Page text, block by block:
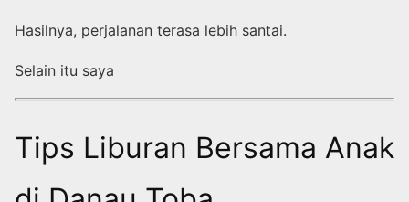
Hasilnya, perjalanan terasa lebih santai.
Selain itu saya
Tips Liburan Bersama Anak